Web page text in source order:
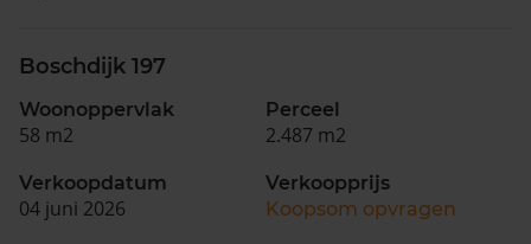
Boschdijk 197
Woonoppervlak
58 m2
Perceel
2.487 m2
Verkoopdatum
04 juni 2026
Verkoopprijs
Koopsom opvragen